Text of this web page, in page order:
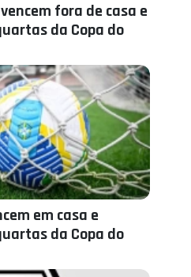
fora de casa e
da Copa do
em casa e
da Copa do